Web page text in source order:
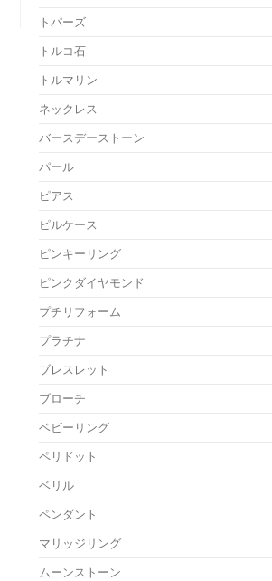
トパーズ
トルコ石
トルマリン
ネックレス
バースデーストーン
パール
ピアス
ピルケース
ピンキーリング
ピンクダイヤモンド
プチリフォーム
プラチナ
ブレスレット
ブローチ
ベビーリング
ペリドット
ベリル
ペンダント
マリッジリング
ムーンストーン